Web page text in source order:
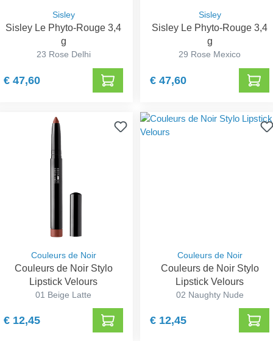
Sisley
Sisley Le Phyto-Rouge 3,4
g
23 Rose Delhi
€ 47,60
Sisley
Sisley Le Phyto-Rouge 3,4
g
29 Rose Mexico
€ 47,60
Couleurs de Noir
Couleurs de Noir Stylo
Lipstick Velours
01 Beige Latte
€ 12,45
Couleurs de Noir
Couleurs de Noir Stylo
Lipstick Velours
02 Naughty Nude
€ 12,45